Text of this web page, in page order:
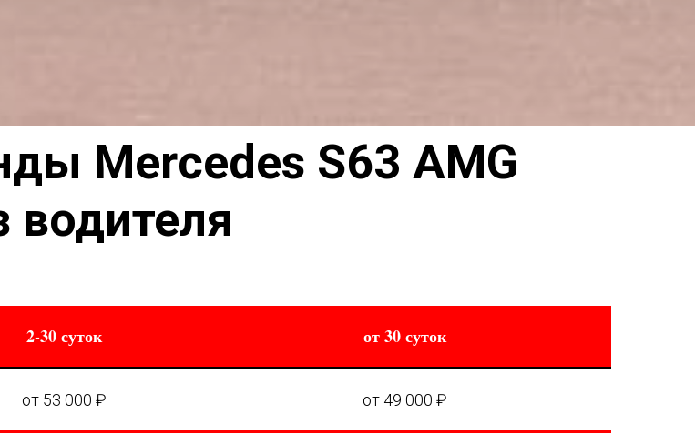
Mercedes S63 AMG
водителя
2-30 суток от 30 суток
от 53 000 ₽ от 49 000 ₽